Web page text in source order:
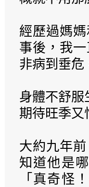
經歷過媽
事後，我
非病到垂危
身體不舒服
期待旺季又
大約九年
知道他是
「真奇怪